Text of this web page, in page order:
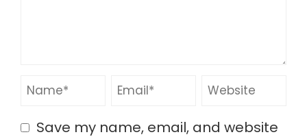
Save my name, email, and website